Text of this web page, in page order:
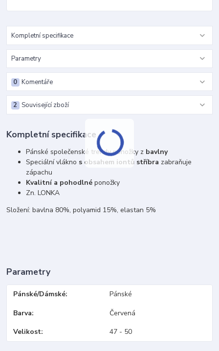
Kompletní specifikace
Parametry
Komentáře
0
Související zboží
2
Kompletní specifikace
Pánské společenské trendy ponožky z bavlny
Speciální vlákno s obsahem iontů stříbra zabraňuje
zápachu
Kvalitní a pohodlnéponožky
Zn. LONKA
Složení: bavlna 80%, polyamid 15%, elastan 5%
Parametry
Pánské/Dámské Pánské
Barva Červená
Velikost 47 - 50